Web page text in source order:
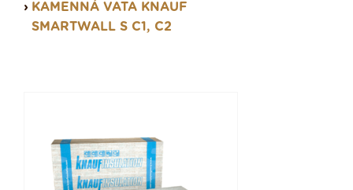
KAMENNÁ VATA KNAUF
SMARTWALL S C1, C2